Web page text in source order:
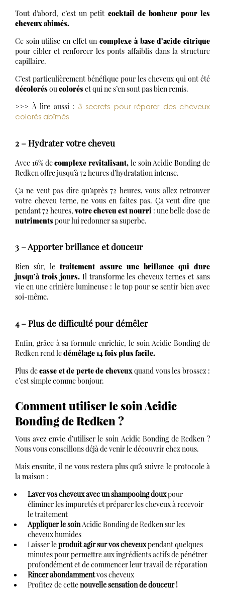
Tout d’abord, c’est un petit cocktail de bonheur pour les
cheveux abimés.
Ce soin utilise en effet un complexe à base d’acide citrique
pour cibler et renforcer les ponts affaiblis dans la structure
capillaire.
C’est particulièrement bénéfique pour les cheveux qui ont été
décolorésou coloréset qui ne s’en sont pas bien remis.
>>> À lire aussi : 3 secrets pour réparer des cheveux
colorés abîmés
2 – Hydrater votre cheveu
Avec 16% decomplexe revitalisant, le soin Acidic Bonding de
Redken offre jusqu’à 72 heures d’hydratation intense.
Ça ne veut pas dire qu’après 72 heures, vous allez retrouver
votre cheveu terne, ne vous en faites pas. Ça veut dire que
pendant 72 heures, votre cheveu est nourri : une belle dose de
nutrimentspour lui redonner sa superbe.
3 – Apporter brillance et douceur
Bien sûr, letraitement assure une brillance qui dure
jusqu’à trois jours.Il transforme les cheveux ternes et sans
vie en une crinière lumineuse : le top pour se sentir bien avec
soi-même.
4 – Plus de difficulté pour démêler
Enfin, grâce à sa formule enrichie, le soin Acidic Bonding de
Redken rend ledémêlage 14 fois plus facile.
Plus decasse et de perte de cheveuxquand vous les brossez :
c’est simple comme bonjour.
Comment utiliser le soin Acidic
Bonding de Redken ?
Vous avez envie d’utiliser le soin Acidic Bonding de Redken ?
Nous vous conseillons déjà de venir le découvrir chez nous.
Mais ensuite, il ne vous restera plus qu’à suivre le protocole à
la maison :
Laver vos cheveux avec un shampooing douxpour
éliminer les impuretés et préparer les cheveux à recevoir
le traitement
Appliquer le soinAcidic Bonding de Redken sur les
cheveux humides
Laisser leproduit agir sur vos cheveuxpendant quelques
minutes pour permettre aux ingrédients actifs de pénétrer
profondément et de commencer leur travail de réparation
Rincer abondammentvos cheveux
Profitez de cettenouvelle sensation de douceur !